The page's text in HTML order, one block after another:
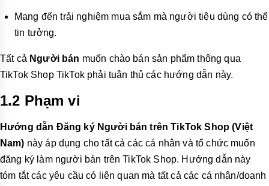
Mang đến trải nghiệm mua sắm mà người tiêu dùng có thể
tin tưởng.
Tất cả Người bán muốn chào bán sản phẩm thông qua
TikTok Shop TikTok phải tuân thủ các hướng dẫn này.
1.2 Phạm vi
Hướng dẫn Đăng ký Người bán trên TikTok Shop (Việt
Nam) này áp dụng cho tất cả các cá nhân và tổ chức muốn
đăng ký làm người bán trên TikTok Shop. Hướng dẫn này
tóm tắt các yêu cầu có liên quan mà tất cả các cá nhân/doanh